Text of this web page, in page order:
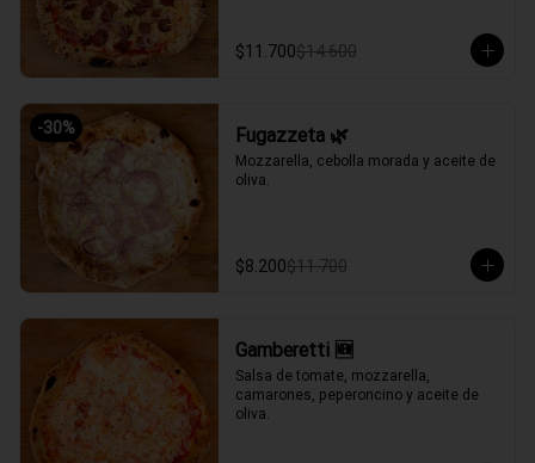
$11.700$14.600
-30% Fugazzeta 🌿
Mozzarella, cebolla morada y aceite de
oliva.
$8.200$11.700
Gamberetti 🆕
Salsa de tomate, mozzarella,
camarones, peperoncino y aceite de
oliva.